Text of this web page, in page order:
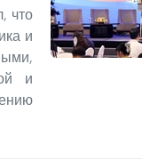
что
и
и